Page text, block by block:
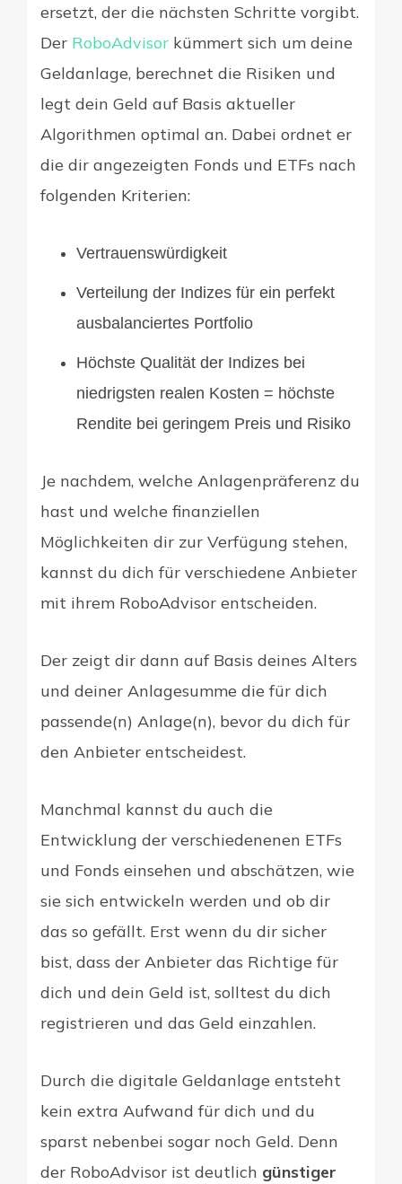
ersetzt, der die nächsten Schritte vorgibt.
Der RoboAdvisor kümmert sich um deine
Geldanlage, berechnet die Risiken und
legt dein Geld auf Basis aktueller
Algorithmen optimal an. Dabei ordnet er
die dir angezeigten Fonds und ETFs nach
folgenden Kriterien:
Vertrauenswürdigkeit
Verteilung der Indizes für ein perfekt
ausbalanciertes Portfolio
Höchste Qualität der Indizes bei
niedrigsten realen Kosten = höchste
Rendite bei geringem Preis und Risiko
Je nachdem, welche Anlagenpräferenz du
hast und welche finanziellen
Möglichkeiten dir zur Verfügung stehen,
kannst du dich für verschiedene Anbieter
mit ihrem RoboAdvisor entscheiden.
Der zeigt dir dann auf Basis deines Alters
und deiner Anlagesumme die für dich
passende(n) Anlage(n), bevor du dich für
den Anbieter entscheidest.
Manchmal kannst du auch die
Entwicklung der verschiedenenen ETFs
und Fonds einsehen und abschätzen, wie
sie sich entwickeln werden und ob dir
das so gefällt. Erst wenn du dir sicher
bist, dass der Anbieter das Richtige für
dich und dein Geld ist, solltest du dich
registrieren und das Geld einzahlen.
Durch die digitale Geldanlage entsteht
kein extra Aufwand für dich und du
sparst nebenbei sogar noch Geld. Denn
der RoboAdvisor ist deutlich günstiger